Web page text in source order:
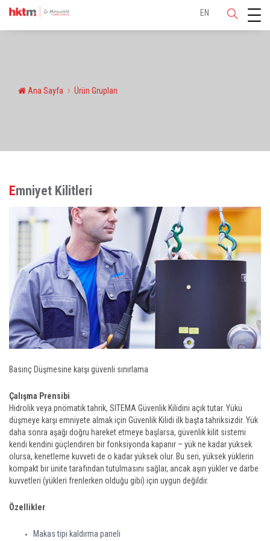
EN
Ana Sayfa Ürün Grupları
Emniyet Kilitleri
Basınç Düşmesine karşı güvenli sınırlama
Çalışma Prensibi
Hidrolik veya pnömatik tahrik, SITEMA Güvenlik Kilidini açık tutar. Yükü
düşmeye karşı emniyete almak için Güvenlik Kilidi ilk başta tahriksizdir. Yük
daha sonra aşağı doğru hareket etmeye başlarsa, güvenlik kilit sistemi
kendi kendini güçlendiren bir fonksiyonda kapanır – yük ne kadar yüksek
olursa, kenetleme kuvveti de o kadar yüksek olur. Bu seri, yüksek yüklerin
kompakt bir ünite tarafından tutulmasını sağlar, ancak aşırı yükler ve darbe
kuvvetleri (yükleri frenlerken olduğu gibi) için uygun değildir.
Özellikler
Makas tipi kaldırma paneli